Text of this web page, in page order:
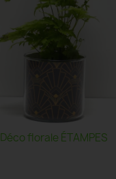
Déco florale ÉTAMPES